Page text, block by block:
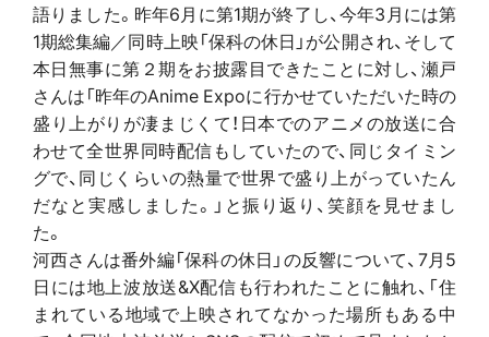
語りました。昨年6月に第1期が終了し、今年3月には第
1期総集編／同時上映「保科の休日」が公開され、そして
本日無事に第２期をお披露目できたことに対し、瀬戸
さんは「昨年のAnime Expoに行かせていただいた時の
盛り上がりが凄まじくて！日本でのアニメの放送に合
わせて全世界同時配信もしていたので、同じタイミン
グで、同じくらいの熱量で世界で盛り上がっていたん
だなと実感しました。」と振り返り、笑顔を見せまし
た。
河西さんは番外編「保科の休日」の反響について、7月5
日には地上波放送&X配信も行われたことに触れ、「住
まれている地域で上映されてなかった場所もある中